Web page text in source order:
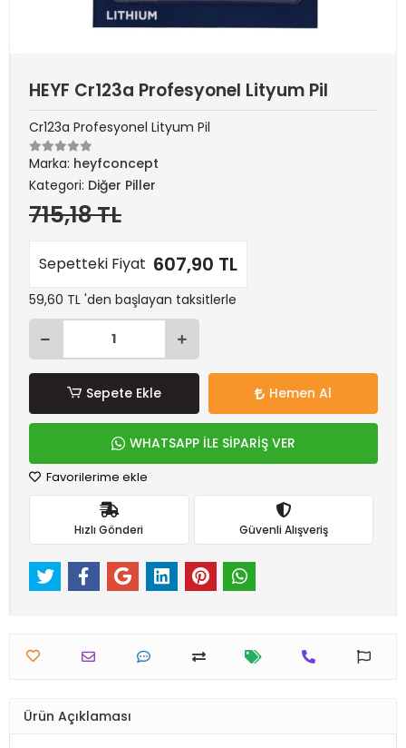
HEYF Cr123a Profesyonel Lityum Pil
Cr123a Profesyonel Lityum Pil
Marka: heyfconcept
Kategori: Diğer Piller
715,18 TL
Sepetteki Fiyat 607,90 TL
59,60 TL 'den başlayan taksitlerle
Sepete Ekle Hemen Al
WHATSAPP İLE SİPARİŞ VER
Favorilerime ekle
Hızlı Gönderi Güvenli Alışveriş
Ürün Açıklaması